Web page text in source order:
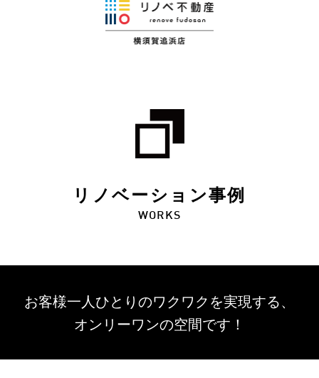
リノベーション事例
WORKS
お客様一人ひとりのワクワクを実現する、
オンリーワンの空間です！